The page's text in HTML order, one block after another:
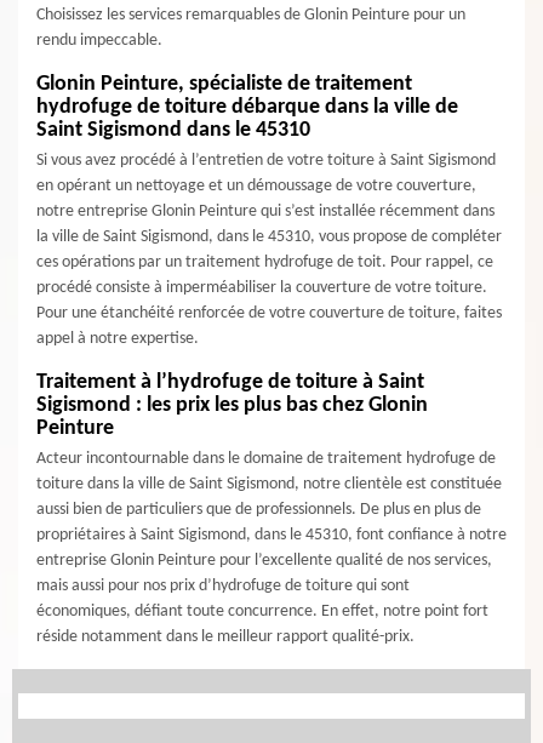
Choisissez les services remarquables de Glonin Peinture pour un
rendu impeccable.
Glonin Peinture, spécialiste de traitement
hydrofuge de toiture débarque dans la ville de
Saint Sigismond dans le 45310
Si vous avez procédé à l’entretien de votre toiture à Saint Sigismond
en opérant un nettoyage et un démoussage de votre couverture,
notre entreprise Glonin Peinture qui s’est installée récemment dans
la ville de Saint Sigismond, dans le 45310, vous propose de compléter
ces opérations par un traitement hydrofuge de toit. Pour rappel, ce
procédé consiste à imperméabiliser la couverture de votre toiture.
Pour une étanchéité renforcée de votre couverture de toiture, faites
appel à notre expertise.
Traitement à l’hydrofuge de toiture à Saint
Sigismond : les prix les plus bas chez Glonin
Peinture
Acteur incontournable dans le domaine de traitement hydrofuge de
toiture dans la ville de Saint Sigismond, notre clientèle est constituée
aussi bien de particuliers que de professionnels. De plus en plus de
propriétaires à Saint Sigismond, dans le 45310, font confiance à notre
entreprise Glonin Peinture pour l’excellente qualité de nos services,
mais aussi pour nos prix d’hydrofuge de toiture qui sont
économiques, défiant toute concurrence. En effet, notre point fort
réside notamment dans le meilleur rapport qualité-prix.